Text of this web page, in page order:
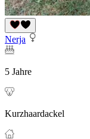
Nerja
5 Jahre
Kurzhaardackel